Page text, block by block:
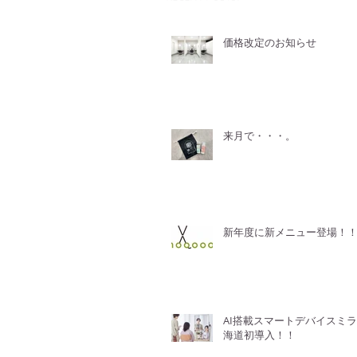
価格改定のお知らせ
来月で・・・。
新年度に新メニュー登場！！
AI搭載スマートデバイスミラ
海道初導入！！